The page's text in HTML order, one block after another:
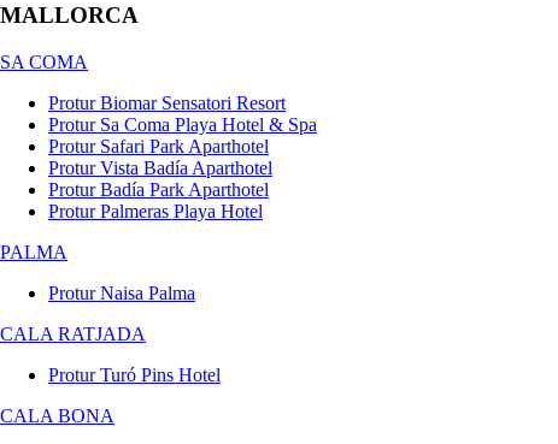
MALLORCA
SA COMA
Protur Biomar Sensatori Resort
Protur Sa Coma Playa Hotel & Spa
Protur Safari Park Aparthotel
Protur Vista Badía Aparthotel
Protur Badía Park Aparthotel
Protur Palmeras Playa Hotel
PALMA
Protur Naisa Palma
CALA RATJADA
Protur Turó Pins Hotel
CALA BONA